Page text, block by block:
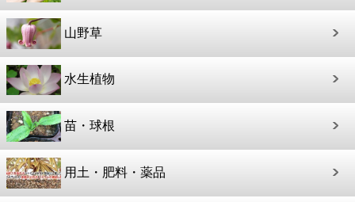
山野草
水生植物
苗・球根
用土・肥料・薬品